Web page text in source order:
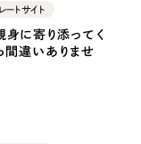
件）
ートサイト
に寄り添ってく
間違いありませ